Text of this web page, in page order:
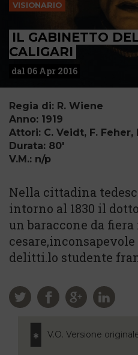
VISIONARIO
IL GABINETTO
CALIGARI
dal 06 Apr 2016
Regia di: R. Wiene
Anno: 1919
Attori: C. Veidt, F. Feher,
Durata: 80'
V.M.: n/p
Nella cittadina
intorno al 1830 il
un baraccone da
delitti.lo studente
V.O. Versione